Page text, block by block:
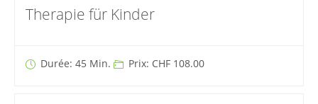
Therapie für Kinder
Durée: 45 Min. Prix: CHF 108.00